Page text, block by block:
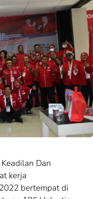
Dan
kerja
bertempat di